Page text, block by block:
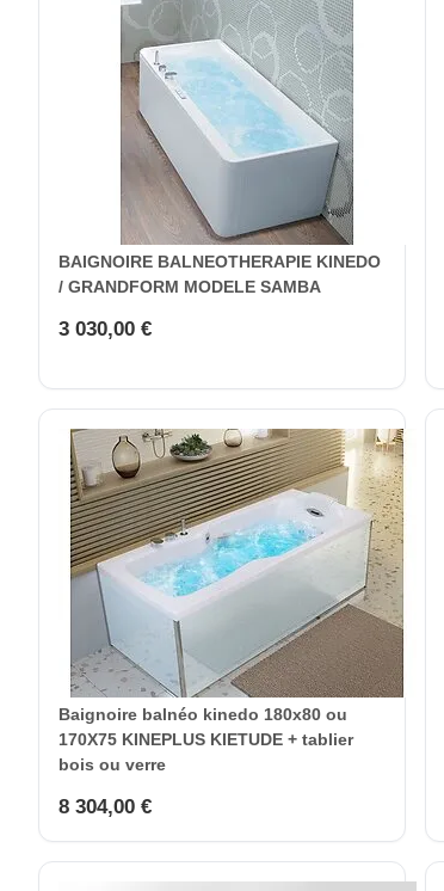
BAIGNOIRE BALNEOTHERAPIE KINEDO
/ GRANDFORM MODELE SAMBA
3 030,00 €
Baignoire balnéo kinedo 180x80 ou
170X75 KINEPLUS KIETUDE + tablier
bois ou verre
8 304,00 €